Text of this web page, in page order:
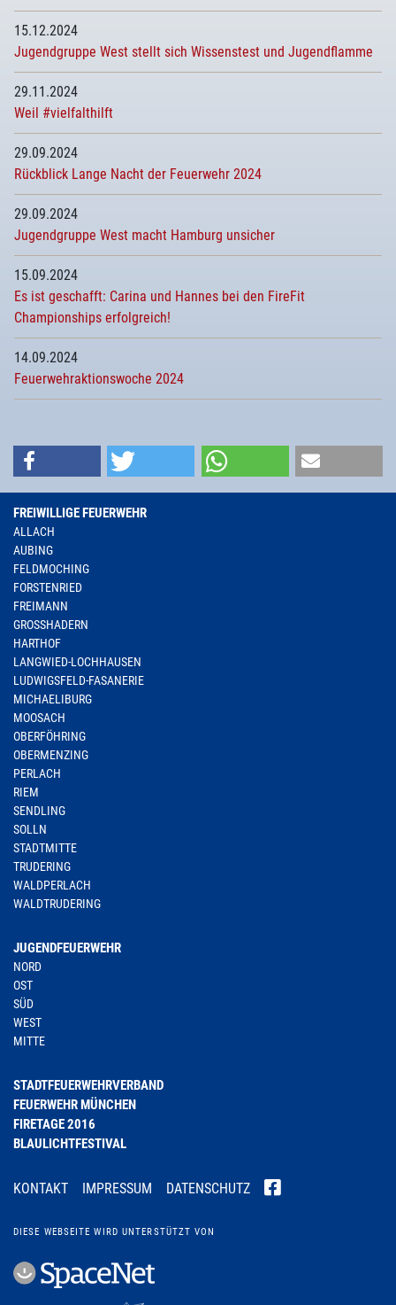
15.12.2024
Jugendgruppe West stellt sich Wissenstest und Jugendflamme
29.11.2024
Weil #vielfalthilft
29.09.2024
Rückblick Lange Nacht der Feuerwehr 2024
29.09.2024
Jugendgruppe West macht Hamburg unsicher
15.09.2024
Es ist geschafft: Carina und Hannes bei den FireFit
Championships erfolgreich!
14.09.2024
Feuerwehraktionswoche 2024
FREIWILLIGE FEUERWEHR
ALLACH
AUBING
FELDMOCHING
FORSTENRIED
FREIMANN
GROSSHADERN
HARTHOF
LANGWIED-LOCHHAUSEN
LUDWIGSFELD-FASANERIE
MICHAELIBURG
MOOSACH
OBERFÖHRING
OBERMENZING
PERLACH
RIEM
SENDLING
SOLLN
STADTMITTE
TRUDERING
WALDPERLACH
WALDTRUDERING
JUGENDFEUERWEHR
NORD
OST
SÜD
WEST
MITTE
STADTFEUERWEHRVERBAND
FEUERWEHR MÜNCHEN
FIRETAGE 2016
BLAULICHTFESTIVAL
KONTAKT IMPRESSUM DATENSCHUTZ
DIESE WEBSEITE WIRD UNTERSTÜTZT VON